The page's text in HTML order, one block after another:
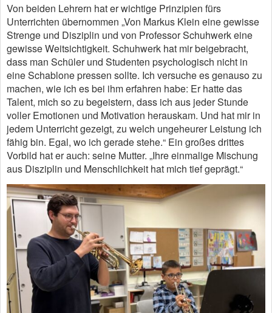
Von beiden Lehrern hat er wichtige Prinzipien fürs
Unterrichten übernommen „Von Markus Klein eine gewisse
Strenge und Disziplin und von Professor Schuhwerk eine
gewisse Weitsichtigkeit. Schuhwerk hat mir beigebracht,
dass man Schüler und Studenten psychologisch nicht in
eine Schablone pressen sollte. Ich versuche es genauso zu
machen, wie ich es bei ihm erfahren habe: Er hatte das
Talent, mich so zu begeistern, dass ich aus jeder Stunde
voller Emotionen und Motivation herauskam. Und hat mir in
jedem Unterricht gezeigt, zu welch ungeheurer Leistung ich
fähig bin. Egal, wo ich gerade stehe.“ Ein großes drittes
Vorbild hat er auch: seine Mutter. „Ihre einmalige Mischung
aus Disziplin und Menschlichkeit hat mich tief geprägt.“